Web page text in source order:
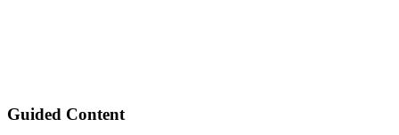
Guided Content